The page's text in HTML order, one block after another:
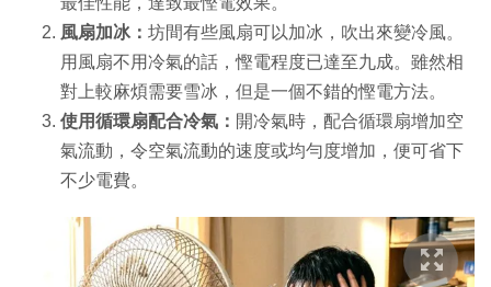
風扇加冰： 坊間有些風扇可以加冰，吹出來變冷風。
用風扇不用冷氣的話，慳電程度已達至九成。雖然相
對上較麻煩需要雪冰，但是一個不錯的慳電方法。
使用循環扇配合冷氣： 開冷氣時，配合循環扇增加空
氣流動，令空氣流動的速度或均勻度增加，便可省下
不少電費。